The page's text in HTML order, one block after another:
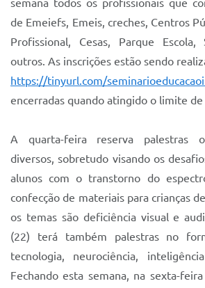
Autarquias
semana todos os profissionais que
de Emeiefs, Emeis, creches, Centros
Profissional, Cesas, Parque Escola,
outros. As inscrições estão sendo
https://tinyurl.com/
encerradas quando atingido o limite de
A quarta-feira reserva palestras
diversos, sobretudo visando os
alunos com o transtorno do
confecção de materiais para crianças
os temas são deficiência visual e
(22) terá também palestras no
tecnologia, neurociência,
Fechando esta semana, na sexta-